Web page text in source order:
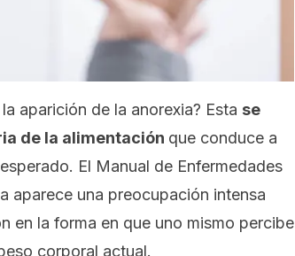
aparición de la anorexia? Esta se
de la alimentación que conduce a
El Manual de Enfermedades
aparece una preocupación intensa
en la forma en que uno mismo percibe
corporal actual.